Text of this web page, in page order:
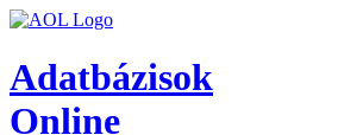
Adatbázisok
Online